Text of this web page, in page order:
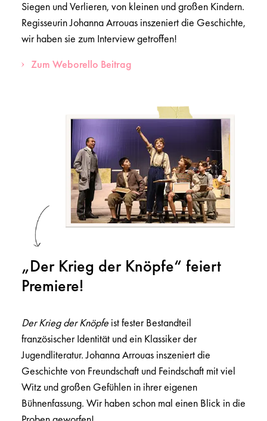
Siegen und Verlieren, von kleinen und großen Kindern.
Regisseurin Johanna Arrouas inszeniert die Geschichte,
wir haben sie zum Interview getroffen!
Zum Weborello Beitrag
„Der Krieg der Knöpfe“ feiert
Premiere!
Der Krieg der Knöpfe ist fester Bestandteil
französischer Identität und ein Klassiker der
Jugendliteratur. Johanna Arrouas inszeniert die
Geschichte von Freundschaft und Feindschaft mit viel
Witz und großen Gefühlen in ihrer eigenen
Bühnenfassung. Wir haben schon mal einen Blick in die